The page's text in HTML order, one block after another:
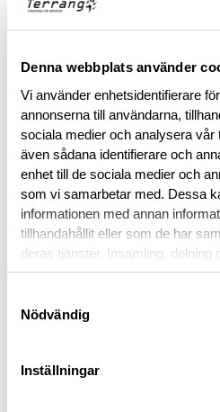
Denna webbplats använder
Vi använder enhetsidentifierare
annonserna till användarna,
sociala medier och analysera vår
även sådana identifierare och
enhet till de sociala medier och
som vi samarbetar med. Dessa
informationen med annan
tillhandahållit eller som de har
deras tjänster. Insamling, delning
personuppgifter kan användas
Nödvändig
Inställningar
BESKRIVNING
RECENSIONER
OM VARUMÄRKET